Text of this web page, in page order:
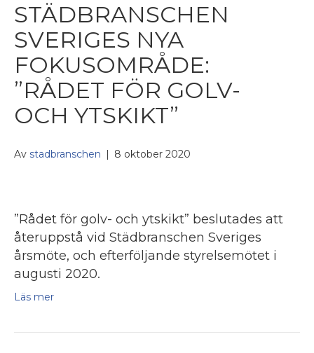
STÄDBRANSCHEN
SVERIGES NYA
FOKUSOMRÅDE:
”RÅDET FÖR GOLV-
OCH YTSKIKT”
Av stadbranschen 8 oktober 2020
”Rådet för golv- och ytskikt” beslutades att
återuppstå vid Städbranschen Sveriges
årsmöte, och efterföljande styrelsemötet i
augusti 2020.
Läs mer